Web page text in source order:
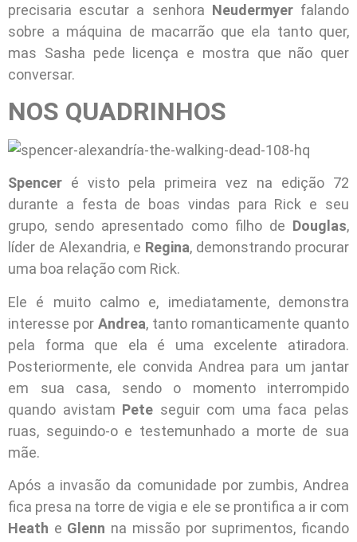
precisaria escutar a senhora Neudermyerfalando
sobre a máquina de macarrão que ela tanto quer,
mas Sasha pede licença e mostra que não quer
conversar.
NOS QUADRINHOS
Spencer é visto pela primeira vez na edição 72
durante a festa de boas vindas para Rick e seu
grupo, sendo apresentado como filho de Douglas,
líder de Alexandria, e Regina, demonstrando procurar
uma boa relação com Rick.
Ele é muito calmo e, imediatamente, demonstra
interesse por Andrea, tanto romanticamente quanto
pela forma que ela é uma excelente atiradora.
Posteriormente, ele convida Andrea para um jantar
em sua casa, sendo o momento interrompido
quando avistam Pete seguir com uma faca pelas
ruas, seguindo-o e testemunhado a morte de sua
mãe.
Após a invasão da comunidade por zumbis, Andrea
fica presa na torre de vigia e ele se prontifica a ir com
Heath e Glenn na missão por suprimentos, ficando